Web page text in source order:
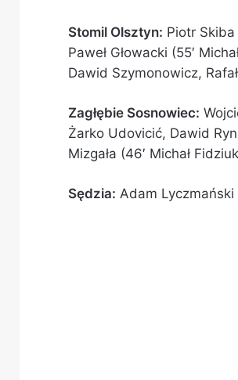
Stomil Olsztyn: Piotr Skiba
Paweł Głowacki (55′
Dawid Szymonowicz,
Zagłębie Sosnowiec:
Żarko Udovicić, Dawid
Mizgała (46′ Michał
Sędzia: Adam